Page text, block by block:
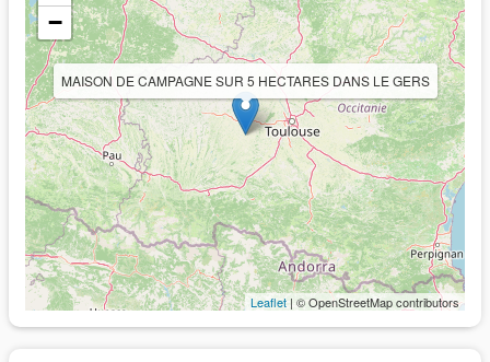
MAISON DE CAMPAGNE SUR 5 HECTARES DANS LE GERS
−
Leaflet | © OpenStreetMap contributors